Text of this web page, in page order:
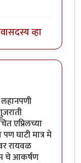
सदस्य व्हा
एप्रिलच्या
घाटी मात्र मे
रायवळ
चे आकर्षण